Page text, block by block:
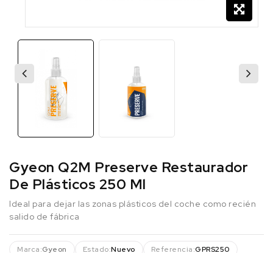
Gyeon Q2M Preserve Restaurador
De Plásticos 250 Ml
Ideal para dejar las zonas plásticos del coche como recién
salido de fábrica
Marca:Gyeon Estado:Nuevo Referencia:GPRS250